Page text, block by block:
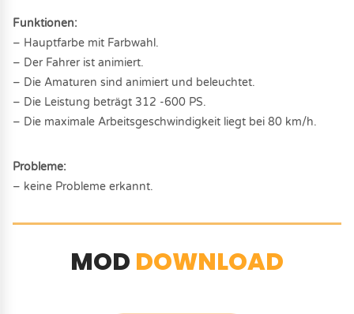
Funktionen:
– Hauptfarbe mit Farbwahl.
– Der Fahrer ist animiert.
– Die Amaturen sind animiert und beleuchtet.
– Die Leistung beträgt 312 -600 PS.
– Die maximale Arbeitsgeschwindigkeit liegt bei 80 km/h.
Probleme:
– keine Probleme erkannt.
MOD DOWNLOAD